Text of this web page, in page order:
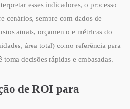
esses indicadores, o processo
cenários, sempre com dados de
atuais, orçamento e métricas do
área total) como referência para
decisões rápidas e embasadas.
de ROI para